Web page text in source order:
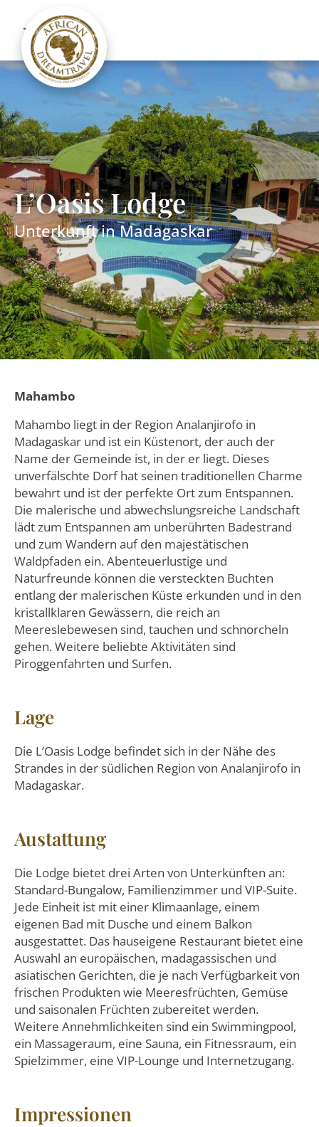
L’Oasis Lodge
Unterkunft inMadagaskar
Mahambo
Mahambo liegt in der Region Analanjirofo in
Madagaskar und ist ein Küstenort, der auch der
Name der Gemeinde ist, in der er liegt. Dieses
unverfälschte Dorf hat seinen traditionellen Charme
bewahrt und ist der perfekte Ort zum Entspannen.
Die malerische und abwechslungsreiche Landschaft
lädt zum Entspannen am unberührten Badestrand
und zum Wandern auf den majestätischen
Waldpfaden ein. Abenteuerlustige und
Naturfreunde können die versteckten Buchten
entlang der malerischen Küste erkunden und in den
kristallklaren Gewässern, die reich an
Meereslebewesen sind, tauchen und schnorcheln
gehen. Weitere beliebte Aktivitäten sind
Piroggenfahrten und Surfen.
Lage
Die L’Oasis Lodge befindet sich in der Nähe des
Strandes in der südlichen Region von Analanjirofo in
Madagaskar.
Austattung
Die Lodge bietet drei Arten von Unterkünften an:
Standard-Bungalow, Familienzimmer und VIP-Suite.
Jede Einheit ist mit einer Klimaanlage, einem
eigenen Bad mit Dusche und einem Balkon
ausgestattet. Das hauseigene Restaurant bietet eine
Auswahl an europäischen, madagassischen und
asiatischen Gerichten, die je nach Verfügbarkeit von
frischen Produkten wie Meeresfrüchten, Gemüse
und saisonalen Früchten zubereitet werden.
Weitere Annehmlichkeiten sind ein Swimmingpool,
ein Massageraum, eine Sauna, ein Fitnessraum, ein
Spielzimmer, eine VIP-Lounge und Internetzugang.
Impressionen